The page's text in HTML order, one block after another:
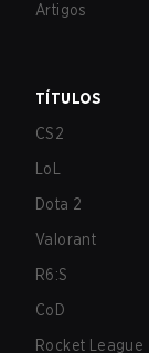
Artigos
TÍTULOS
CS2
LoL
Dota 2
Valorant
R6:S
CoD
Rocket League